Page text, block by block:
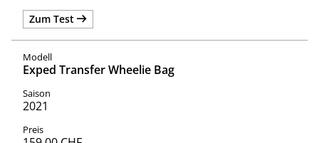
Zum Test
Exped Transfer Wheelie Bag
2021